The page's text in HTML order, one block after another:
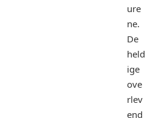
ure
ne.
De
held
ige
ove
rlev
end